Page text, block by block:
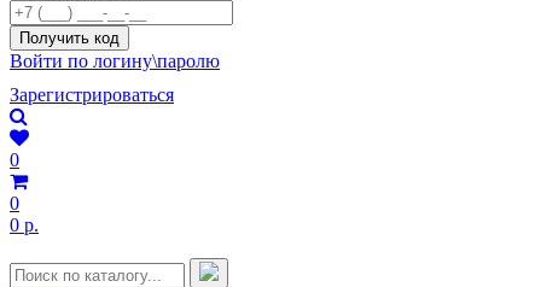
Войти по логину\паролю
Зарегистрироваться
0
0
0 р.